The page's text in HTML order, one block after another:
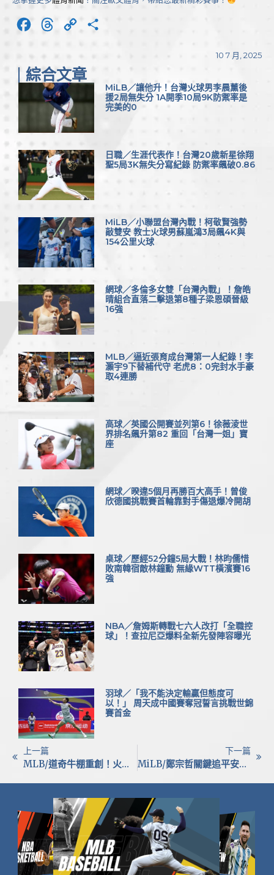
FacebookThreads
Copy
10 7 月, 2025
綜合文章
MiLB／讓他升！台灣火球男李晨薰後
援2局無失分 1A開季10局9K防禦率是
完美的0
日職／生涯代表作！台灣20歲新星徐翔
聖5局3K無失分寫紀錄 防禦率飆破0.86
MiLB／小聯盟台灣內戰！柯敬賢強勢
敲雙安 教士火球男蘇嵐鴻3局飆4K與
154公里火球
網球／多倫多女雙「台灣內戰」！詹皓
晴組合直落二擊退第8種子梁恩碩晉級
16強
MLB／逼近張育成台灣第一人紀錄！李
灝宇9下替補代守 老虎8：0完封水手豪
取4連勝
高球／英國公開賽並列第6！徐薇淩世
界排名飆升第82 重回「台灣一姐」寶
座
網球／暌違5個月再勝百大高手！曾俊
欣德國挑戰賽首輪靠對手傷退爆冷開胡
桌球／歷經52分鐘5局大戰！林昀儒惜
敗南韓宿敵林鐘勳 無緣WTT橫濱賽16
強
NBA／詹姆斯轉戰七六人改打「全職控
球」！查拉尼亞爆料全新先發陣容曝光
羽球／「我不能決定輸贏但態度可
以！」 周天成中國賽奪冠誓言挑戰世錦
賽首金
上一篇
MLB/道奇牛棚重創！火球男驚傳右膝半月板撕裂 預計缺陣時間曝光
下一篇
MiLB/鄭宗哲關鍵追平安建功！復出後火力全開 OPS突破0.9